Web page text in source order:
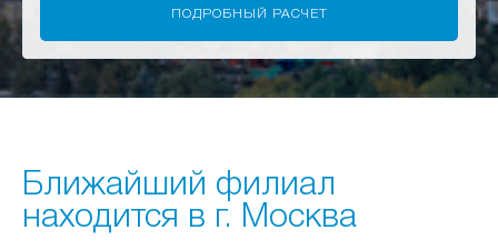
Ближайший филиал
находится в г. Москва